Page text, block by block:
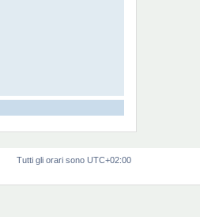
Tutti gli orari sono UTC+02:00